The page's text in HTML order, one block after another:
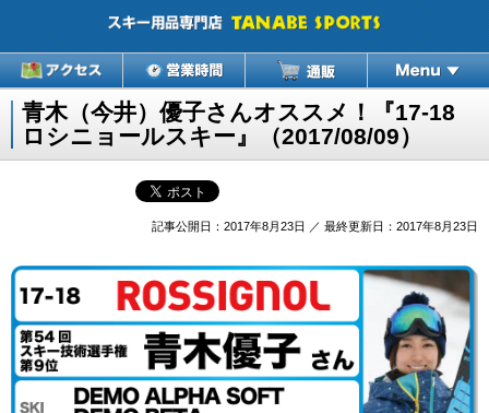
青木（今井）優子さんオススメ！『17-18
ロシニョールスキー』（2017/08/09）
記事公開日：2017年8月23日 ／ 最終更新日：2017年8月23日